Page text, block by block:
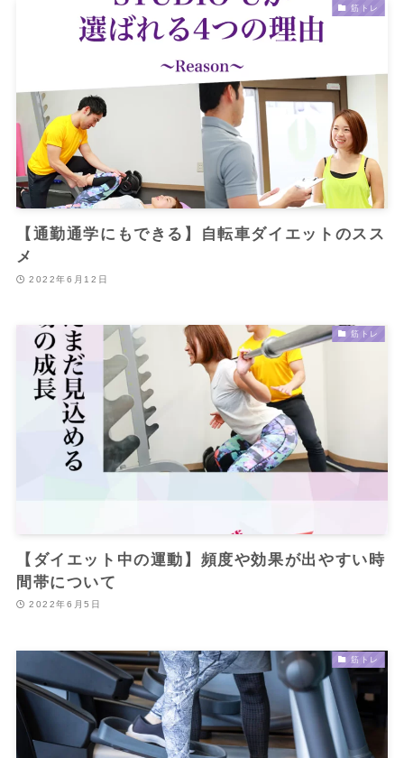
筋トレ
【通勤通学にもできる】自転車ダイエットのスス
メ
2022年6月12日
筋トレ
【ダイエット中の運動】頻度や効果が出やすい時
間帯について
2022年6月5日
筋トレ